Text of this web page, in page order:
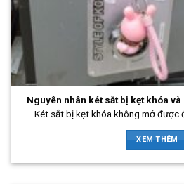
Nguyên nhân két sắt bị kẹt khóa
Két sắt bị kẹt khóa không mở được
XEM THÊM